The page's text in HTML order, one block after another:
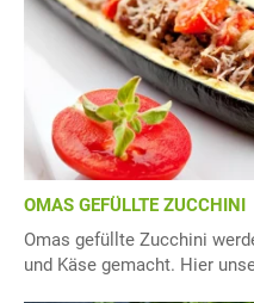
OMAS GEFÜLLTE ZUCCHINI
Omas gefüllte Zucchini
und Käse gemacht. Hier